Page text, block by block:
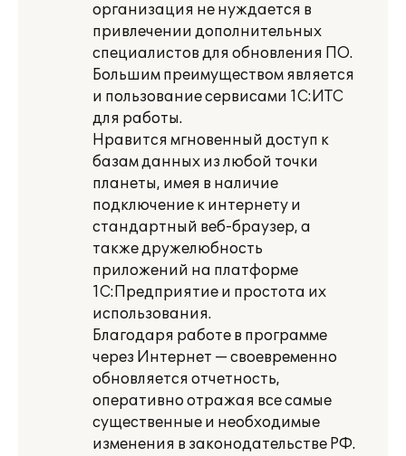
организация не нуждается в
привлечении дополнительных
специалистов для обновления ПО.
Большим преимуществом является
и пользование сервисами 1С:ИТС
для работы.
Нравится мгновенный доступ к
базам данных из любой точки
планеты, имея в наличие
подключение к интернету и
стандартный веб-браузер, а
также дружелюбность
приложений на платформе
1С:Предприятие и простота их
использования.
Благодаря работе в программе
через Интернет — своевременно
обновляется отчетность,
оперативно отражая все самые
существенные и необходимые
изменения в законодательстве РФ.